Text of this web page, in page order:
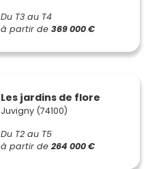
Du T3 au T4
à partir de 369 000 €
Les jardins de flore
Juvigny (74100)
Du T2 au T5
à partir de 264 000 €